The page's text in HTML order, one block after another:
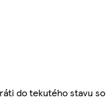
do tekutého stavu so